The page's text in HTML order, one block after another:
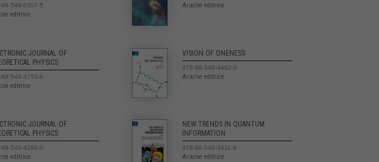
88-548-6507-5
editrice
Aracne editrice
JOURNAL OF
PHYSICS
88-548-4753-8
editrice
VISION OF ONENESS
978-88-548-4462-9
Aracne editrice
JOURNAL OF
PHYSICS
88-548-4296-0
editrice
NEW TRENDS IN QUANTUM
INFORMATION
978-88-548-3411-8
Aracne editrice